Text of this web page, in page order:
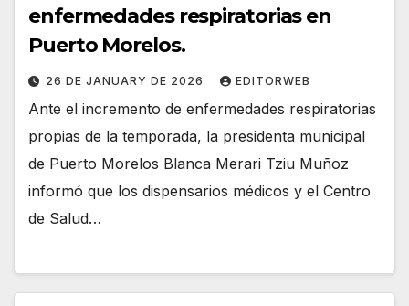
enfermedades respiratorias en
Puerto Morelos.
26 DE JANUARY DE 2026 EDITORWEB
Ante el incremento de enfermedades respiratorias
propias de la temporada, la presidenta municipal
de Puerto Morelos Blanca Merari Tziu Muñoz
informó que los dispensarios médicos y el Centro
de Salud…